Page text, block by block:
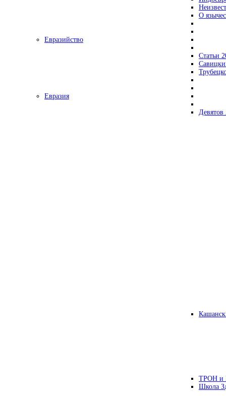
О
Евразийство
Статьи
Евразия
ТРОН и
Школа